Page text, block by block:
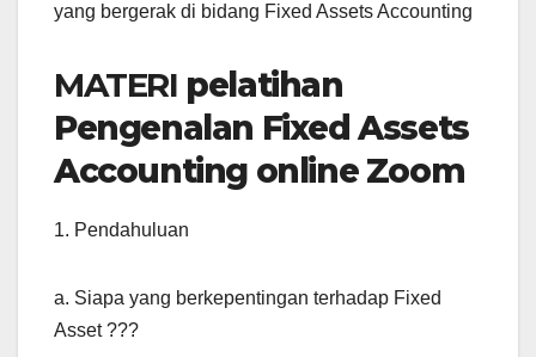
yang bergerak di bidang Fixed Assets Accounting
MATERI pelatihan
Pengenalan Fixed Assets
Accounting online Zoom
1. Pendahuluan
a. Siapa yang berkepentingan terhadap Fixed
Asset ???